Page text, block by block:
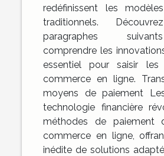
redéfinissent les
traditionnels.
paragraphes
comprendre les
essentiel pour saisir les
commerce en ligne.
moyens de paiement
technologie financière
méthodes de paiement
commerce en ligne,
inédite de solutions